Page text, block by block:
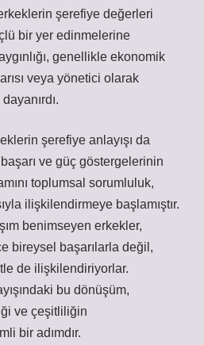
şerefiye değerleri
bir yer edinmelerine
genellikle ekonomik
veya yönetici olarak
şerefiye anlayışı da
ve güç göstergelerinin
toplumsal sorumluluk,
ilişkilendirmeye başlamıştır.
benimseyen erkekler,
bireysel başarılarla değil,
de ilişkilendiriyorlar.
bu dönüşüm,
ve çeşitliliğin
bir adımdır.